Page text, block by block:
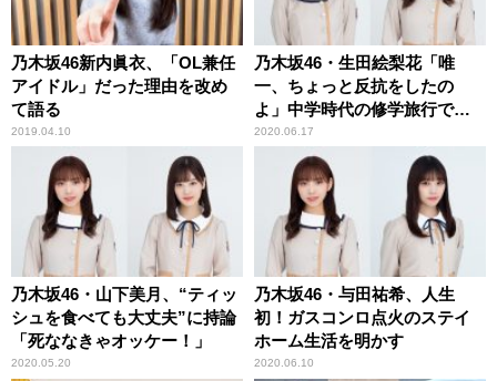
乃木坂46新内眞衣、「OL兼任
アイドル」だった理由を改め
て語る
2019.04.10
乃木坂46・生田絵梨花「唯
一、ちょっと反抗をしたの
よ」中学時代の修学旅行で
の“サボり”を告白
2020.06.17
乃木坂46・山下美月、“ティッ
シュを食べても大丈夫”に持論
「死ななきゃオッケー！」
2020.05.20
乃木坂46・与田祐希、人生
初！ガスコンロ点火のステイ
ホーム生活を明かす
2020.06.10